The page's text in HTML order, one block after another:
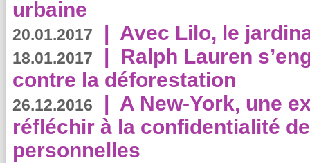
urbaine
20.01.2017 | Avec Lilo, le
18.01.2017 | Ralph Lauren
contre la déforestation
26.12.2016 | A New-York, une
réfléchir à la confidentialité
personnelles